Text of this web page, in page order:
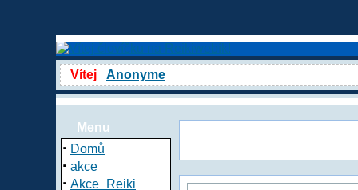
Vítej Anonyme
Menu
· Domů
· akce
· Akce_Reiki